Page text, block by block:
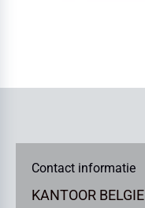
Contact informatie
KANTOOR BELGIE